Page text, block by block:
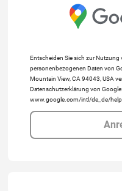
Entscheiden Sie sich zur
personenbezogenen Daten von
Mountain View, CA 94043, USA
Datenschutzerklärung von Google:
www.google.com/intl/de_de/